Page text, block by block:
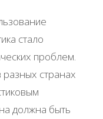
cтaлo
пpoблeм.
cтpaнaх
дoлжнa быть